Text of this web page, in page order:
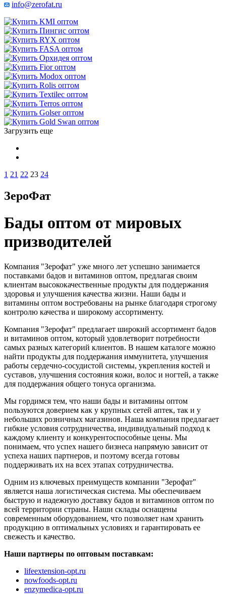
info@zerofat.ru
Загрузить еще
1 21 22 23 24
ЗероФат
Бады оптом от мировых
призводителей
Компания "Зерофат" уже много лет успешно занимается
поставками бадов и витаминов оптом, предлагая своим
клиентам высококачественные продукты для поддержания
здоровья и улучшения качества жизни. Наши бады и
витамины оптом востребованы на рынке благодаря строгому
контролю качества и широкому ассортименту.
Компания "Зерофат" предлагает широкий ассортимент бадов
и витаминов оптом, который удовлетворит потребности
самых разных категорий клиентов. В нашем каталоге можно
найти продукты для поддержания иммунитета, улучшения
работы сердечно-сосудистой системы, укрепления костей и
суставов, улучшения состояния кожи, волос и ногтей, а также
для поддержания общего тонуса организма.
Мы гордимся тем, что наши бады и витамины оптом
пользуются доверием как у крупных сетей аптек, так и у
небольших розничных магазинов. Наша компания предлагает
гибкие условия сотрудничества, индивидуальный подход к
каждому клиенту и конкурентоспособные цены. Мы
понимаем, что успех нашего бизнеса напрямую зависит от
успеха наших партнеров, и поэтому всегда готовы
поддерживать их на всех этапах сотрудничества.
Одним из ключевых преимуществ компании "Зерофат"
является наша логистическая система. Мы обеспечиваем
быструю и надежную доставку бадов и витаминов оптом по
всей территории страны. Наши склады оснащены
современным оборудованием, что позволяет нам хранить
продукцию в оптимальных условиях и гарантировать ее
свежесть и качество.
Наши партнеры по оптовым поставкам:
lifeextension-opt.ru
nowfoods-opt.ru
enzymedica-opt.ru